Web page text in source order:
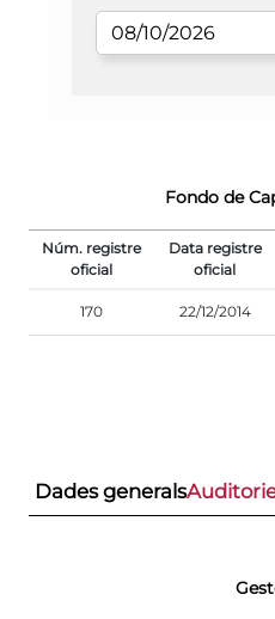
Fondo de
Núm. registre
oficial
Data registre
oficial
170 22/12/2014
Dades generals